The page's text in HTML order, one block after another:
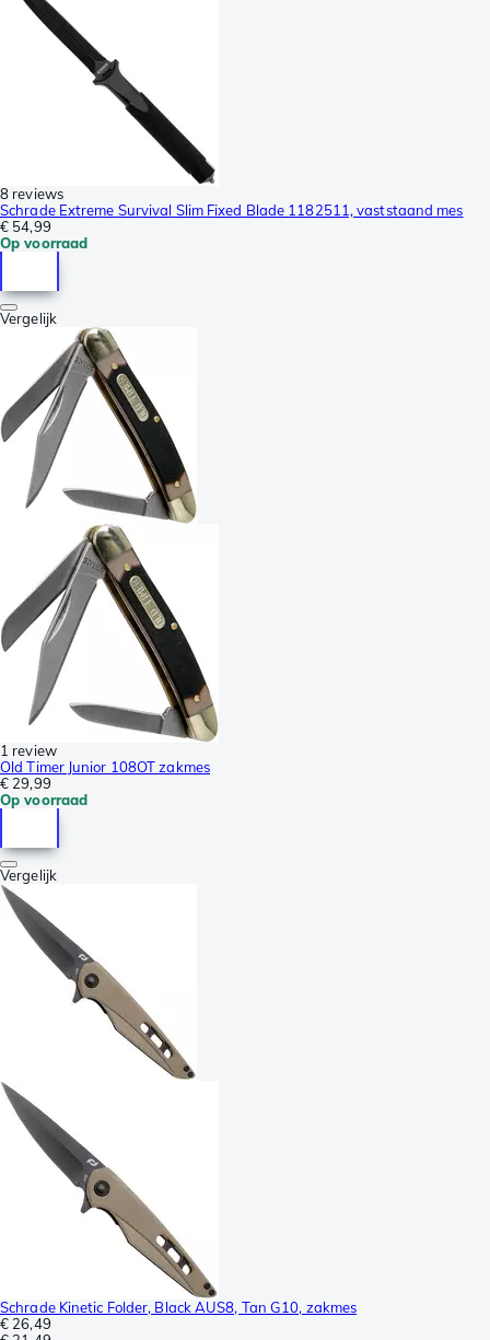
8 reviews
Schrade Extreme Survival Slim Fixed Blade 1182511, vaststaand mes
€ 54,99
Op voorraad
Vergelijk
1 review
Old Timer Junior 108OT zakmes
€ 29,99
Op voorraad
Vergelijk
Schrade Kinetic Folder, Black AUS8, Tan G10, zakmes
€ 26,49